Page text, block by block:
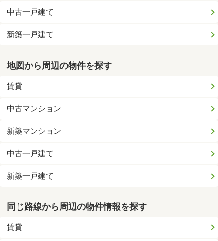
中古一戸建て
新築一戸建て
地図から周辺の物件を探す
賃貸
中古マンション
新築マンション
中古一戸建て
新築一戸建て
同じ路線から周辺の物件情報を探す
賃貸